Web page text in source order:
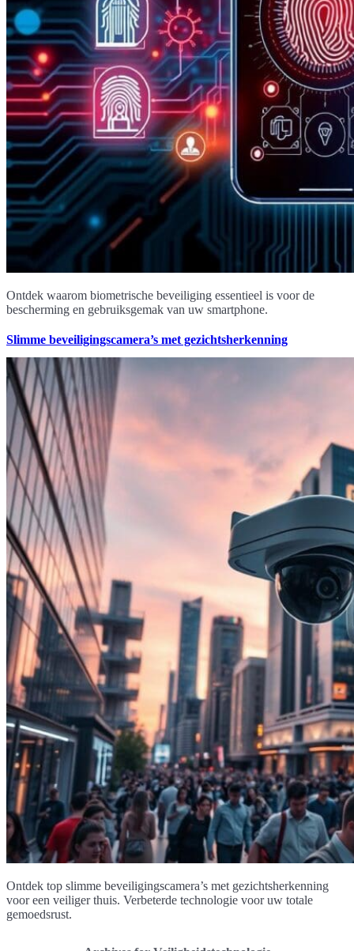
Ontdek waarom biometrische beveiliging essentieel is voor de
bescherming en gebruiksgemak van uw smartphone.
Slimme beveiligingscamera’s met gezichtsherkenning
Ontdek top slimme beveiligingscamera’s met gezichtsherkenning
voor een veiliger thuis. Verbeterde technologie voor uw totale
gemoedsrust.